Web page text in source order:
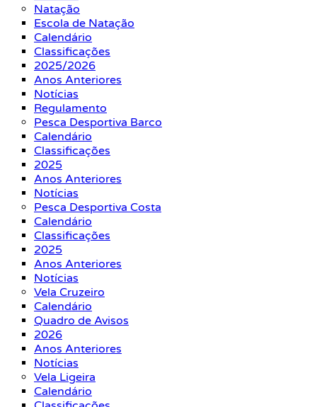
Natação
Escola de Natação
Calendário
Classificações
2025/2026
Anos Anteriores
Notícias
Regulamento
Pesca Desportiva Barco
Calendário
Classificações
2025
Anos Anteriores
Notícias
Pesca Desportiva Costa
Calendário
Classificações
2025
Anos Anteriores
Notícias
Vela Cruzeiro
Calendário
Quadro de Avisos
2026
Anos Anteriores
Notícias
Vela Ligeira
Calendário